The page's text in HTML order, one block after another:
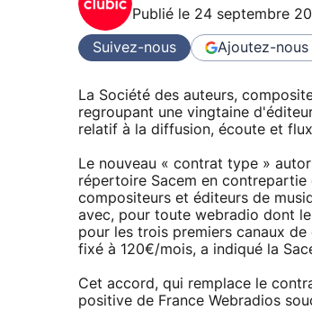
Publié le 24 septembre
Suivez-nous Ajoutez-
La Société des auteurs,
regroupant une vingtaine
relatif à la diffusion, écoute et
Le nouveau « contrat type »
répertoire Sacem en contrepartie
compositeurs et éditeurs de
avec, pour toute webradio dont
pour les trois premiers canaux
fixé à 120€/mois, a indiqué la
Cet accord, qui remplace le
positive de France Webradios